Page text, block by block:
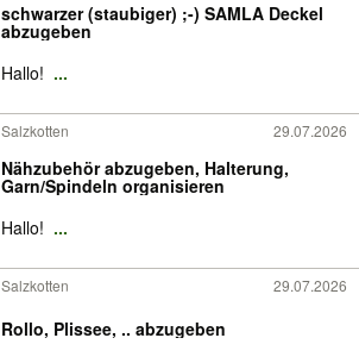
schwarzer (staubiger) ;-) SAMLA Deckel
abzugeben
Hallo! ...
Salzkotten 29.07.2026
Nähzubehör abzugeben, Halterung,
Garn/Spindeln organisieren
Hallo! ...
Salzkotten 29.07.2026
Rollo, Plissee, .. abzugeben